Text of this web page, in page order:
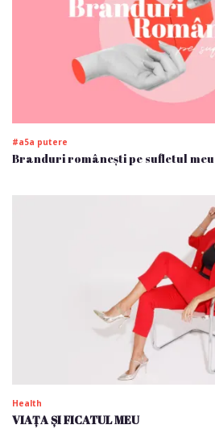
#a5a putere
Branduri românești pe sufletul meu
Health
VIAȚA ȘI FICATUL MEU